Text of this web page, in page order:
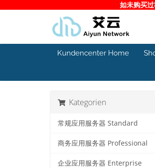
如未购买
Kundencenter Home
Kategorien
常规应用服务器 Standard
商务应用服务器 Professional
企业应用服务器 Enterprise